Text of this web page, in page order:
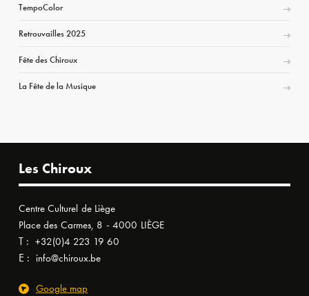
TempoColor
Retrouvailles 2025
Fête des Chiroux
La Fête de la Musique
Les Chiroux
Centre Culturel de Liège
Place des Carmes, 8 - 4000 LIÈGE
T : +32(0)4 223 19 60
E : info@chiroux.be
Google map